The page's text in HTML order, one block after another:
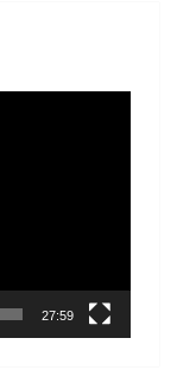
27:59